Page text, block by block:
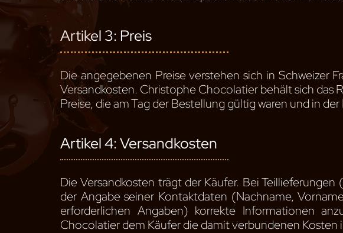
Artikel 3: Preis
Die angegebenen Preise verstehen sich in Schweizer
Versandkosten. Christophe Chocolatier behält sich das
Preise, die am Tag der Bestellung gültig waren und in
Artikel 4: Versandkosten
Die Versandkosten trägt der Käufer. Bei
der Angabe seiner Kontaktdaten (Nachname,
erforderlichen Angaben) korrekte Informationen
Chocolatier dem Käufer die damit verbundenen Kosten